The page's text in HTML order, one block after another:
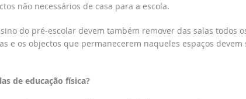
não necessários de casa para a escola.
do pré-escolar devem também remover das salas todos
e os objectos que permanecerem naqueles espaços
de educação física?